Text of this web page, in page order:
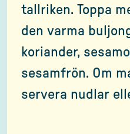
tallriken. Toppa
den varma
koriander,
sesamfrön. Om
servera nudlar